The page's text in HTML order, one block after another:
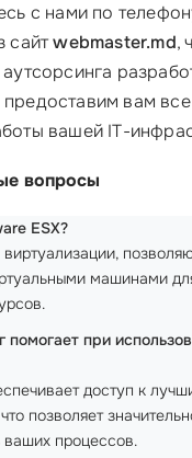
с нами по
сайтwebmaster.md,
вам
вашей IT-
вопросы
ESX?
машинами
помогает при
доступ к
позволяет
процессов.